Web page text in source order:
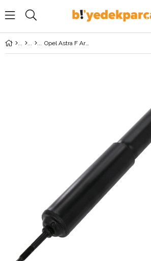
Opel Astra F Arka Amortisör Yağlı MONROE